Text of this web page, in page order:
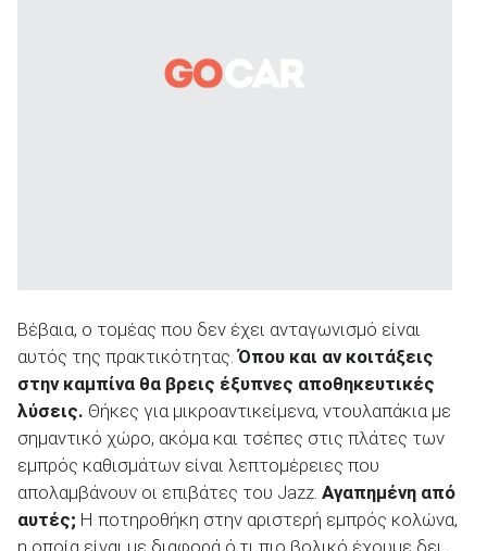
Βέβαια, ο τομέας που δεν έχει ανταγωνισμό είναι
αυτός της πρακτικότητας.Όπου και αν κοιτάξεις
στην καμπίνα θα βρεις έξυπνες αποθηκευτικές
λύσεις. Θήκες για μικροαντικείμενα, ντουλαπάκια με
σημαντικό χώρο, ακόμα και τσέπες στις πλάτες των
εμπρός καθισμάτων είναι λεπτομέρειες που
απολαμβάνουν οι επιβάτες του Jazz. Αγαπημένη από
αυτές; Η ποτηροθήκη στην αριστερή εμπρός κολώνα,
η οποία είναι με διαφορά ό,τι πιο βολικό έχουμε δει.